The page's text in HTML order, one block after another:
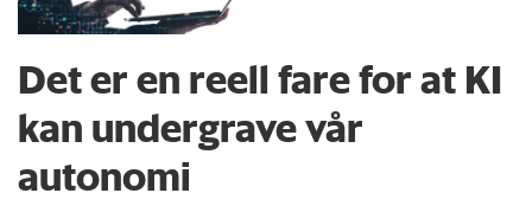
Det er en reell fare for at KI
kan undergrave vår
autonomi